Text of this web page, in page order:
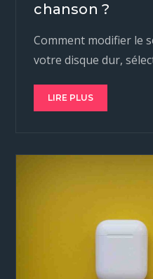
chanson ?
Comment modifier le
votre disque dur,
LIRE PLUS